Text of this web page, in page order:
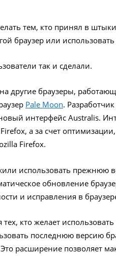
тем, кто принял в
браузер или
так и сделали.
другие браузеры,
Pale Moon.
интерфейс Australis.
а за счет
Firefox.
использовать прежнюю
обновление
и исправления в
тех, кто желает
последнюю версию
Это расширение позволяет